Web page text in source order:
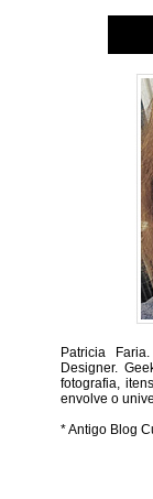
Patricia Faria.
Designer.
fotografia,
envolve o
* Antigo Blog